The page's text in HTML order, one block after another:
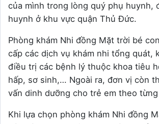
của mình trong lòng quý phụ huynh,
huynh ở khu vực quận Thủ Đức.
Phòng khám Nhi đồng Mặt trời bé
cấp các dịch vụ khám nhi tổng quát,
điều trị các bệnh lý thuộc khoa tiêu
hấp, sơ sinh,… Ngoài ra, đơn vị còn
vấn dinh dưỡng cho trẻ em theo
Khi lựa chọn phòng khám Nhi đồng